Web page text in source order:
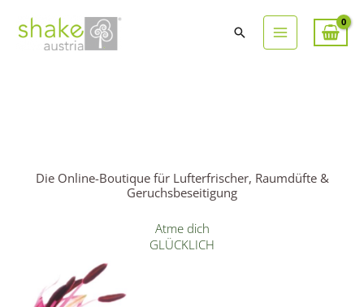
Suchen
Die Online-Boutique für Lufterfrischer, Raumdüfte &
Geruchsbeseitigung
Atme dich
GLÜCKLICH